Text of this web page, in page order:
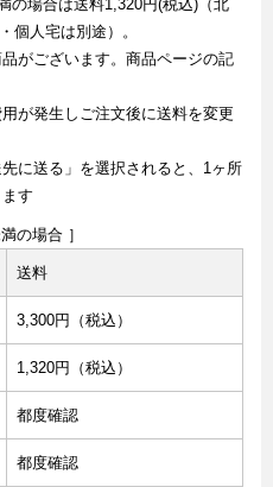
の場合は送料1,320円(税込)（北
個人宅は別途）。
がございます。商品ページの記
が発生しご注文後に送料を変更
に送る」を選択されると、1ヶ所
す
の場合 ］
送料
3,300円（税込）
1,320円（税込）
都度確認
都度確認